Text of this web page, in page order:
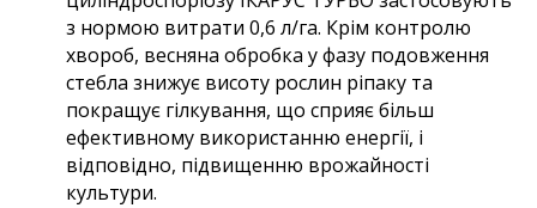
з нормою витрати 0,6 л/га. Крім контролю
хвороб, весняна обробка у фазу подовження
стебла знижує висоту рослин ріпаку та
покращує гілкування, що сприяє більш
ефективному використанню енергії, і
відповідно, підвищенню врожайності
культури.